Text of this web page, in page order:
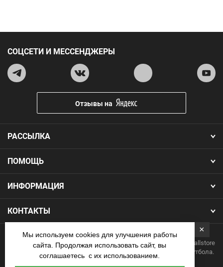
ПОМОЩЬ
ИНФОРМАЦИЯ
КОНТАКТЫ
РАССЫЛКА
СОЦСЕТИ И МЕССЕНДЖЕРЫ
Отзывы на
Copyright 2026.Все права защищены. Интернет-магазин Footballstore
— продажа футбольной формы, бутс, мячей и одежды для футбола.
×
Мы используем cookies для улучшения работы
сайта. Продолжая использовать сайт, вы
соглашаетесь с их использованием.